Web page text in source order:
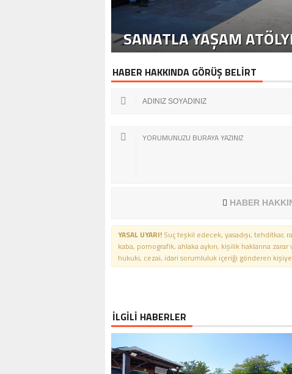
SANATLA YAŞAM
HABER HAKKINDA GÖRÜŞ BELİRT
HABER
YASAL UYARI! Suç teşkil edecek, yasadışı, tehditkar,
kaba, pornografik, ahlaka aykırı, kişilik haklarına
hukuki, cezai, idari sorumluluk içeriği gönderen
İLGİLİ HABERLER